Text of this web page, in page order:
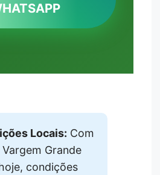
Locais: Com
Vargem Grande
condições